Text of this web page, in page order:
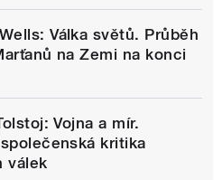
Válka světů. Průběh
na Zemi na konci
Vojna a mír.
kritika
válek